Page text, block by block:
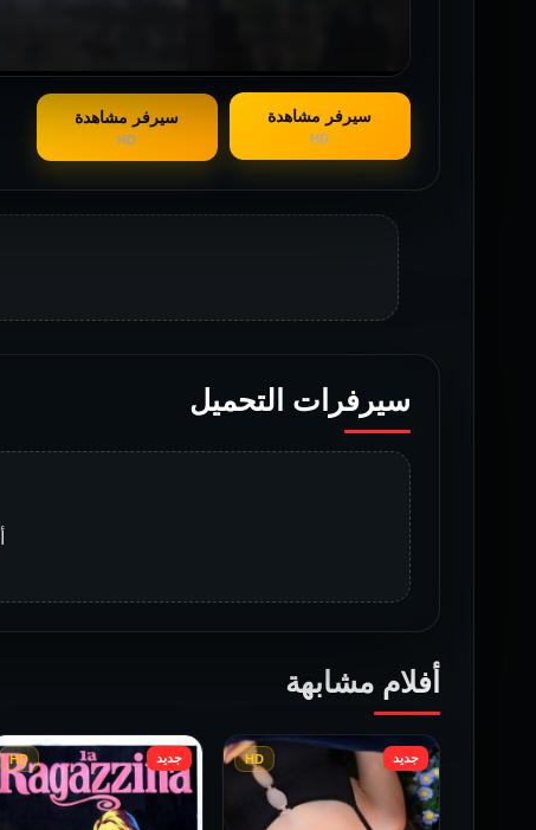
سيرفر مشاهدة
HD
سيرفر مشاهدة
HD
سيرفرات التحميل
أفلام مشابهة
جديد HD جديد HD